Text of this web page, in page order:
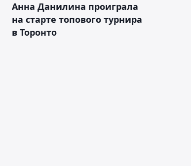
Анна Данилина проиграла
на старте топового турнира
в Торонто